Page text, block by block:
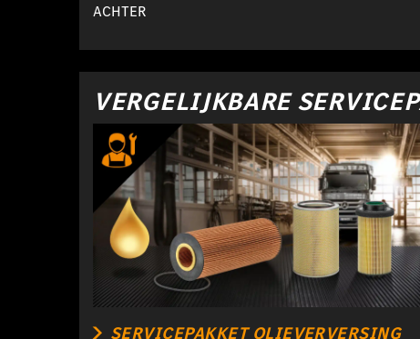
ACHTER
VERGELIJKBARE
SERVICEPAKKET OLIEVERVERSING